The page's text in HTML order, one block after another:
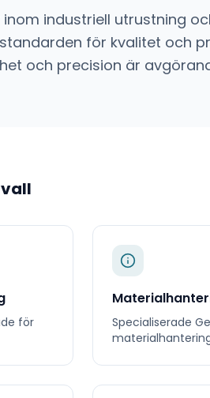
industriell utrustning
för kvalitet och
och precision är
för
Specialiserade